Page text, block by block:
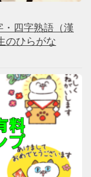
・四字熟語（漢
のひらがな